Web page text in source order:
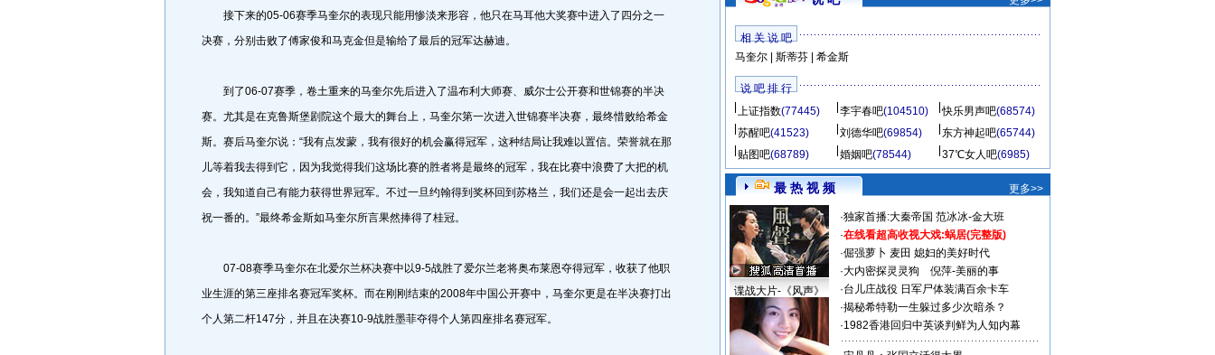
接下来的05-06赛季马奎尔的表现只能用惨淡来形容，他只在马耳他大奖赛中进入了四分之一
决赛，分别击败了傅家俊和马克金但是输给了最后的冠军达赫迪。
到了06-07赛季，卷土重来的马奎尔先后进入了温布利大师赛、威尔士公开赛和世锦赛的半决
赛。尤其是在克鲁斯堡剧院这个最大的舞台上，马奎尔第一次进入世锦赛半决赛，最终惜败给希金
斯。赛后马奎尔说：“我有点发蒙，我有很好的机会赢得冠军，这种结局让我难以置信。荣誉就在那
儿等着我去得到它，因为我觉得我们这场比赛的胜者将是最终的冠军，我在比赛中浪费了大把的机
会，我知道自己有能力获得世界冠军。不过一旦约翰得到奖杯回到苏格兰，我们还是会一起出去庆
祝一番的。”最终希金斯如马奎尔所言果然捧得了桂冠。
07-08赛季马奎尔在北爱尔兰杯决赛中以9-5战胜了爱尔兰老将奥布莱恩夺得冠军，收获了他职
业生涯的第三座排名赛冠军奖杯。而在刚刚结束的2008年中国公开赛中，马奎尔更是在半决赛打出
个人第二杆147分，并且在决赛10-9战胜墨菲夺得个人第四座排名赛冠军。
相 关 说 吧
马奎尔| 斯蒂芬| 希金斯
说 吧 排 行
上证指数(77445) 李宇春吧(104510) 快乐男声吧(68574)
苏醒吧(41523) 刘德华吧(69854) 东方神起吧(65744)
贴图吧(68789) 婚姻吧(78544) 37℃女人吧(6985)
最 热 视 频 更多>>
谍战大片-《风声》
·独家首播:大秦帝国 范冰冰-金大班
·在线看超高收视大戏:蜗居(完整版)
·倔强萝卜 麦田 媳妇的美好时代
·大内密探灵灵狗
倪萍-美丽的事
·台儿庄战役 日军尸体装满百余卡车
·揭秘希特勒一生躲过多少次暗杀？
·1982香港回归中英谈判鲜为人知内幕